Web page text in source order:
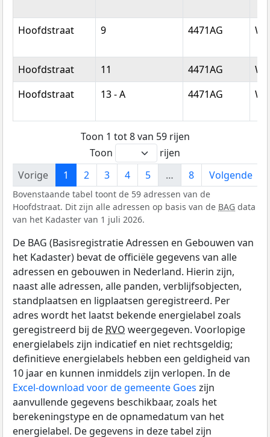
Hoofdstraat 9 4471AG
Hoofdstraat 11 4471AG
Hoofdstraat
13 - A 4471AG
Toon 1 tot 8 van 59 rijen
Toon
rijen
Vorige
1 2 3 4 5 … 8 Volgende
Bovenstaande tabel toont de 59 adressen van de
Hoofdstraat. Dit zijn alle adressen op basis van de BAG data
van het Kadaster van 1 juli 2026.
De BAG (Basisregistratie Adressen en Gebouwen van
het Kadaster) bevat de officiële gegevens van alle
adressen en gebouwen in Nederland. Hierin zijn,
naast alle adressen, alle panden, verblijfsobjecten,
standplaatsen en ligplaatsen geregistreerd. Per
adres wordt het laatst bekende energielabel zoals
geregistreerd bij de RVO weergegeven. Voorlopige
energielabels zijn indicatief en niet rechtsgeldig;
definitieve energielabels hebben een geldigheid van
10 jaar en kunnen inmiddels zijn verlopen. In de
Excel-download voor de gemeente Goes zijn
aanvullende gegevens beschikbaar, zoals het
berekeningstype en de opnamedatum van het
energielabel. De gegevens in deze tabel zijn